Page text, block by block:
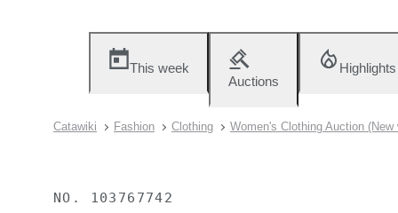
This week
Auctions
Highlights
Catawiki Fashion Clothing Women's Clothing Auction (New
NO. 103767742